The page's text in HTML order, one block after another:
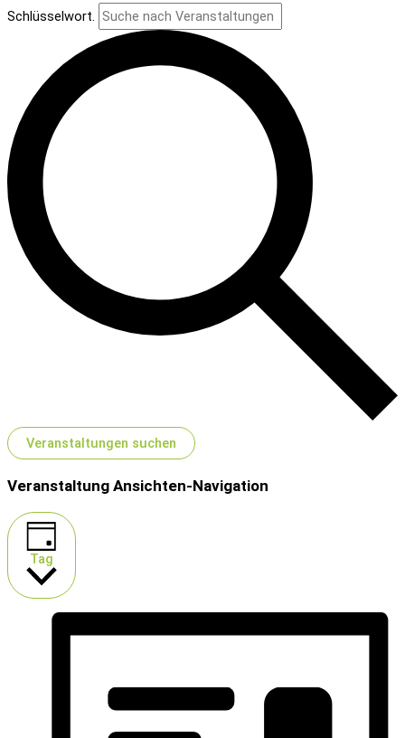
Schlüsselwort.
Veranstaltungen suchen
Veranstaltung Ansichten-Navigation
Tag